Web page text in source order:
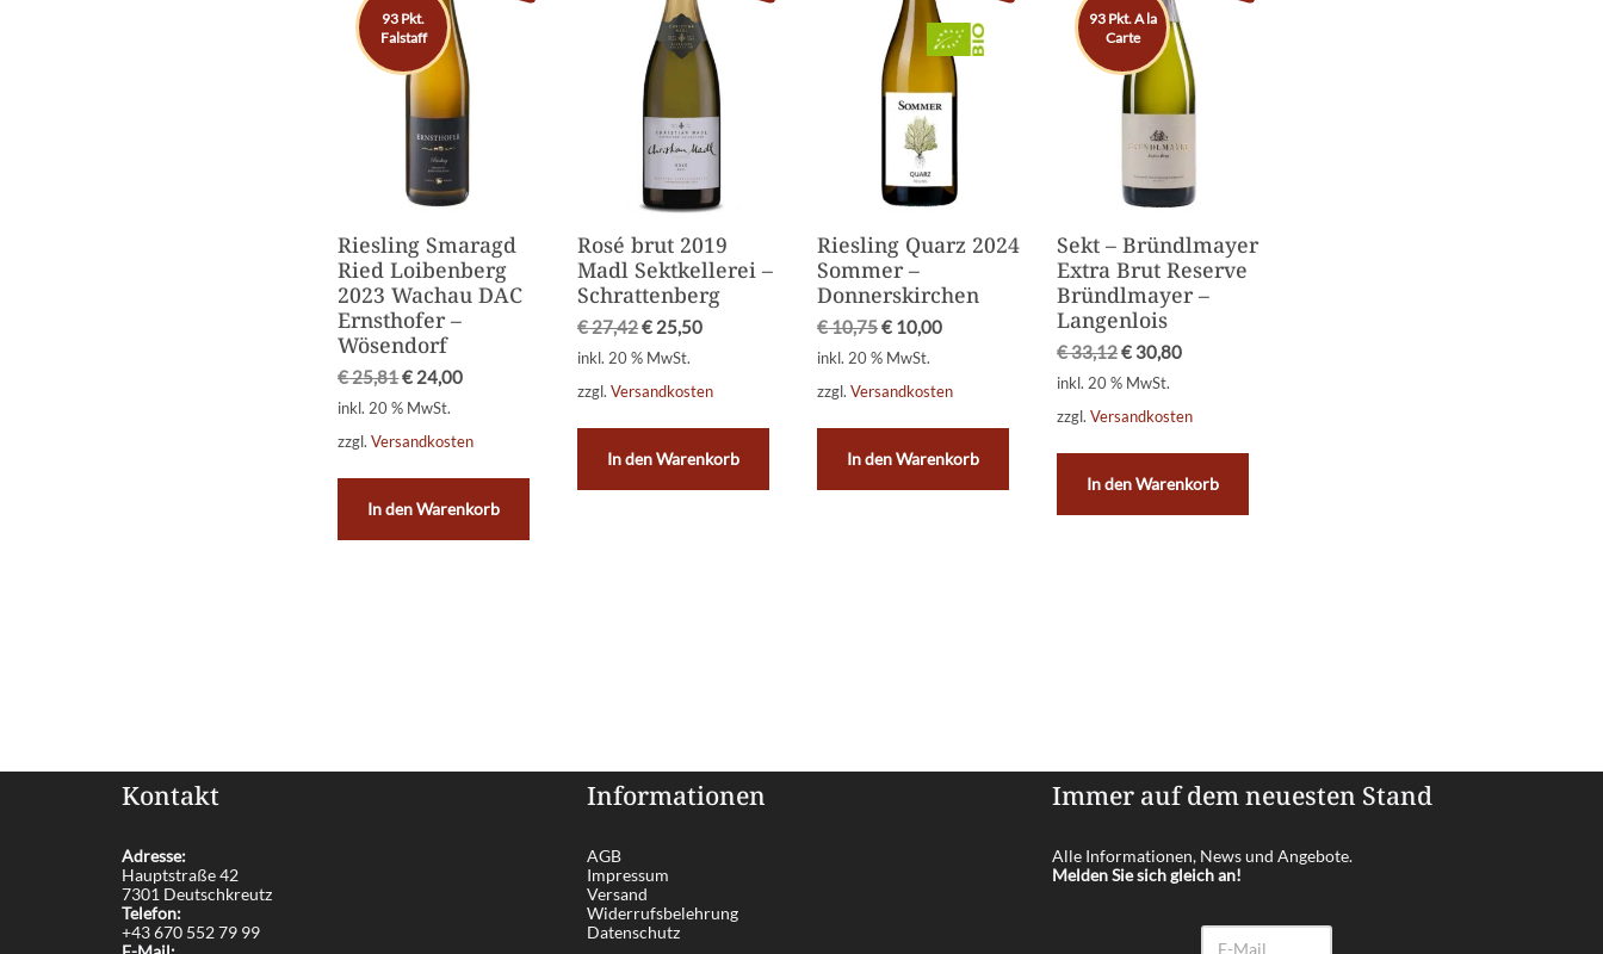
93 Pkt.
Falstaff
Riesling Smaragd
Ried Loibenberg
2023 Wachau DAC
Ernsthofer –
Wösendorf
€25,81€ 24,00
inkl. 20 % MwSt.
zzgl.Versandkosten
In den Warenkorb
Rosé brut 2019
Madl Sektkellerei –
Schrattenberg
€27,42€ 25,50
inkl. 20 % MwSt.
zzgl.Versandkosten
In den Warenkorb
Riesling Quarz 2024
Sommer –
Donnerskirchen
€10,75€ 10,00
inkl. 20 % MwSt.
zzgl.Versandkosten
In den Warenkorb
93 Pkt. A la
Carte
Sekt – Bründlmayer
Extra Brut Reserve
Bründlmayer –
Langenlois
€33,12€ 30,80
inkl. 20 % MwSt.
zzgl.Versandkosten
In den Warenkorb
Kontakt
Adresse:
Hauptstraße 42
7301 Deutschkreutz
Telefon:
+43 670 552 79 99
Informationen
AGB
Impressum
Versand
Widerrufsbelehrung
Datenschutz
Immer auf dem neuesten Stand
Alle Informationen, News und Angebote.
Melden Sie sich gleich an!